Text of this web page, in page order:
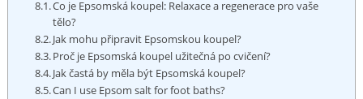
Co je Epsomská koupel: Relaxace a regenerace pro vaše
tělo?
Jak mohu připravit Epsomskou koupel?
Proč je Epsomská koupel užitečná po cvičení?
Jak častá by měla být Epsomská koupel?
Can I use Epsom salt for foot baths?